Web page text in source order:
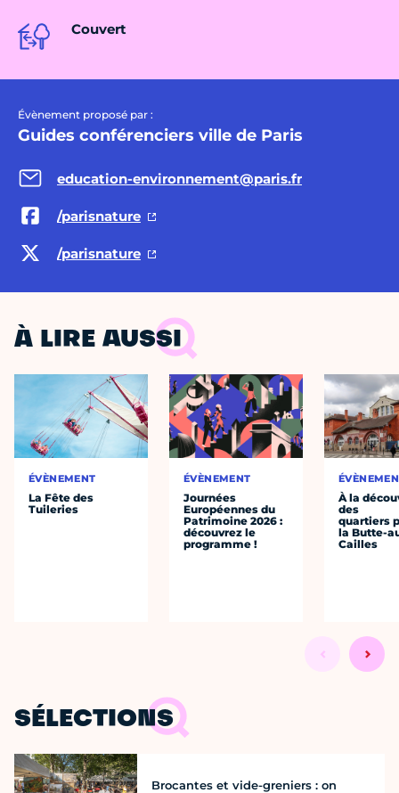
Couvert
Évènement proposé par :
Guides conférenciers ville de Paris
education-environnement@paris.fr
/parisnature
/parisnature
À LIRE AUSSI
ÉVÈNEMENT
La Fête des
Tuileries
ÉVÈNEMENT
Journées
Européennes du
Patrimoine 2026 :
découvrez le
programme !
À la
des
quartiers
la Butte-
Cailles
SÉLECTIONS
Brocantes et vide-greniers : on